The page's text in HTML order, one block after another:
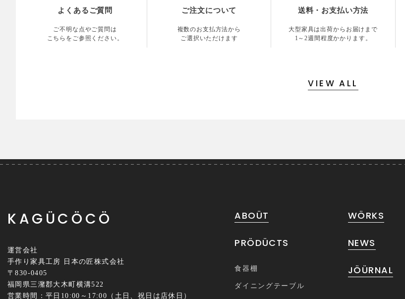
よくあるご質問
ご不明な点やご質問は
こちらをご参照ください。
ご注文について
複数のお支払方法から
ご選択いただけます
送料・お支払い方法
大型家具は出荷からお届けまで
1～2週間程度かかります。
VIEW ALL
KAGÜCÖCÖ
運営会社
手作り家具工房 日本の匠株式会社
〒830-0405
福岡県三潴郡大木町横溝522
営業時間：平日10:00～17:00（土日、祝日は店休日）
ABOÜT
PRÖDÜCTS
食器棚
ダイニングテーブル
WÖRKS
NEWS
JÖÜRNAL